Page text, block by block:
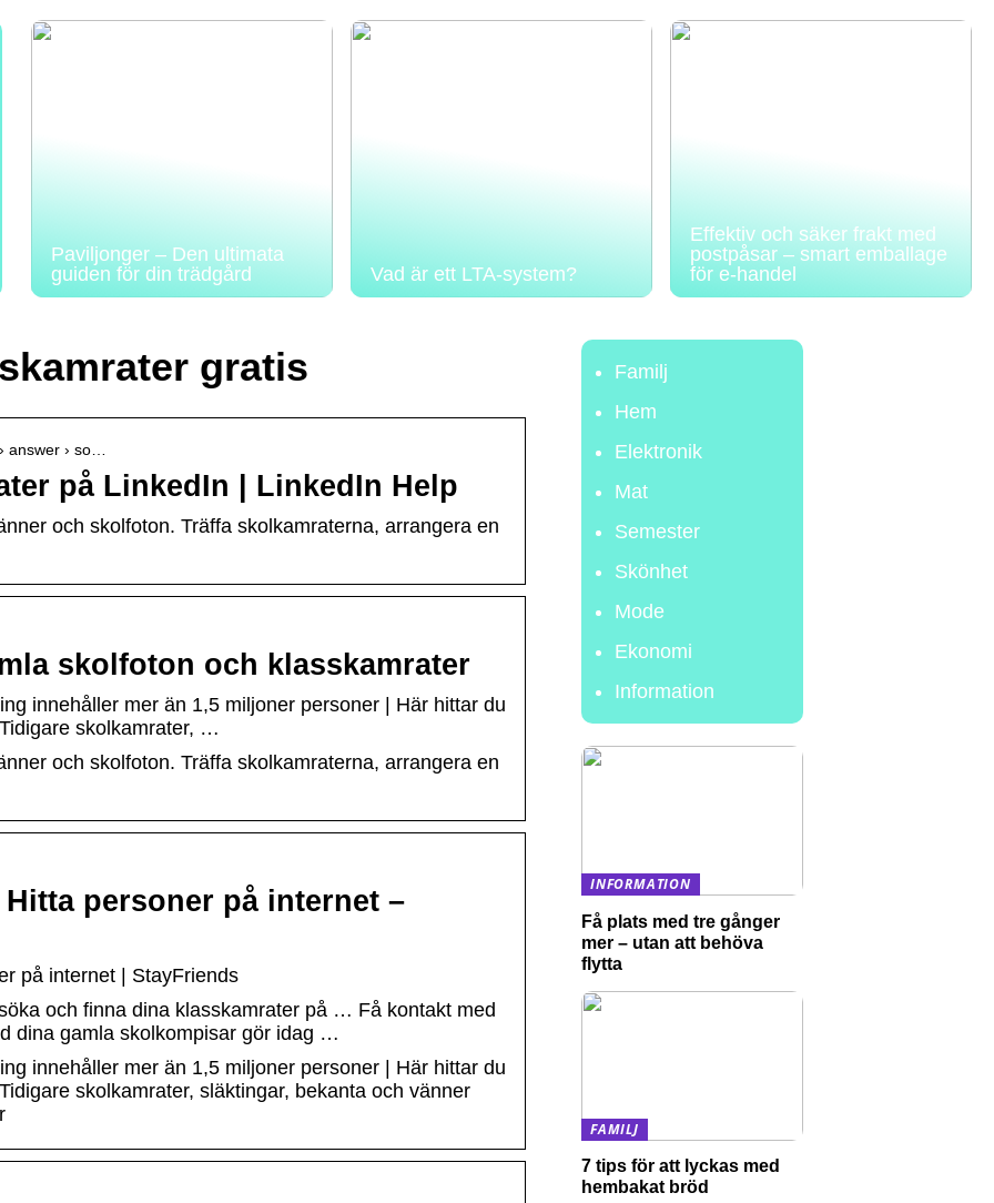
Paviljonger – Den ultimata
guiden för din trädgård
Vad är ett LTA-system?
Effektiv och säker frakt med
postpåsar – smart emballage
för e-handel
gratis
answer › so…
på LinkedIn | LinkedIn Help
och skolfoton. Träffa skolkamraterna, arrangera en
skolfoton och klasskamrater
innehåller mer än 1,5 miljoner personer | Här hittar du
skolkamrater, …
och skolfoton. Träffa skolkamraterna, arrangera en
personer på internet –
på internet | StayFriends
och finna dina klasskamrater på … Få kontakt med
dina gamla skolkompisar gör idag …
innehåller mer än 1,5 miljoner personer | Här hittar du
skolkamrater, släktingar, bekanta och vänner
Familj
Hem
Elektronik
Mat
Semester
Skönhet
Mode
Ekonomi
Information
INFORMATION
Få plats med tre gånger
mer – utan att behöva
flytta
FAMILJ
7 tips för att lyckas med
hembakat bröd